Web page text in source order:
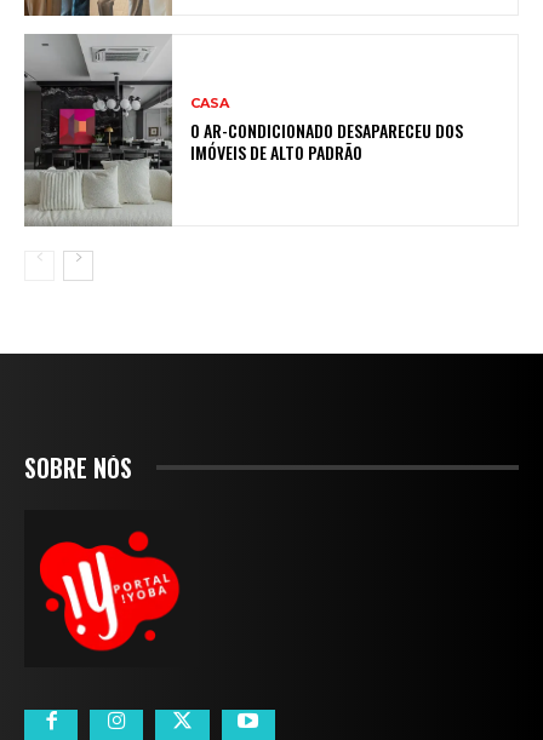
CASA
O AR-CONDICIONADO DESAPARECEU DOS
IMÓVEIS DE ALTO PADRÃO
SOBRE NÓS